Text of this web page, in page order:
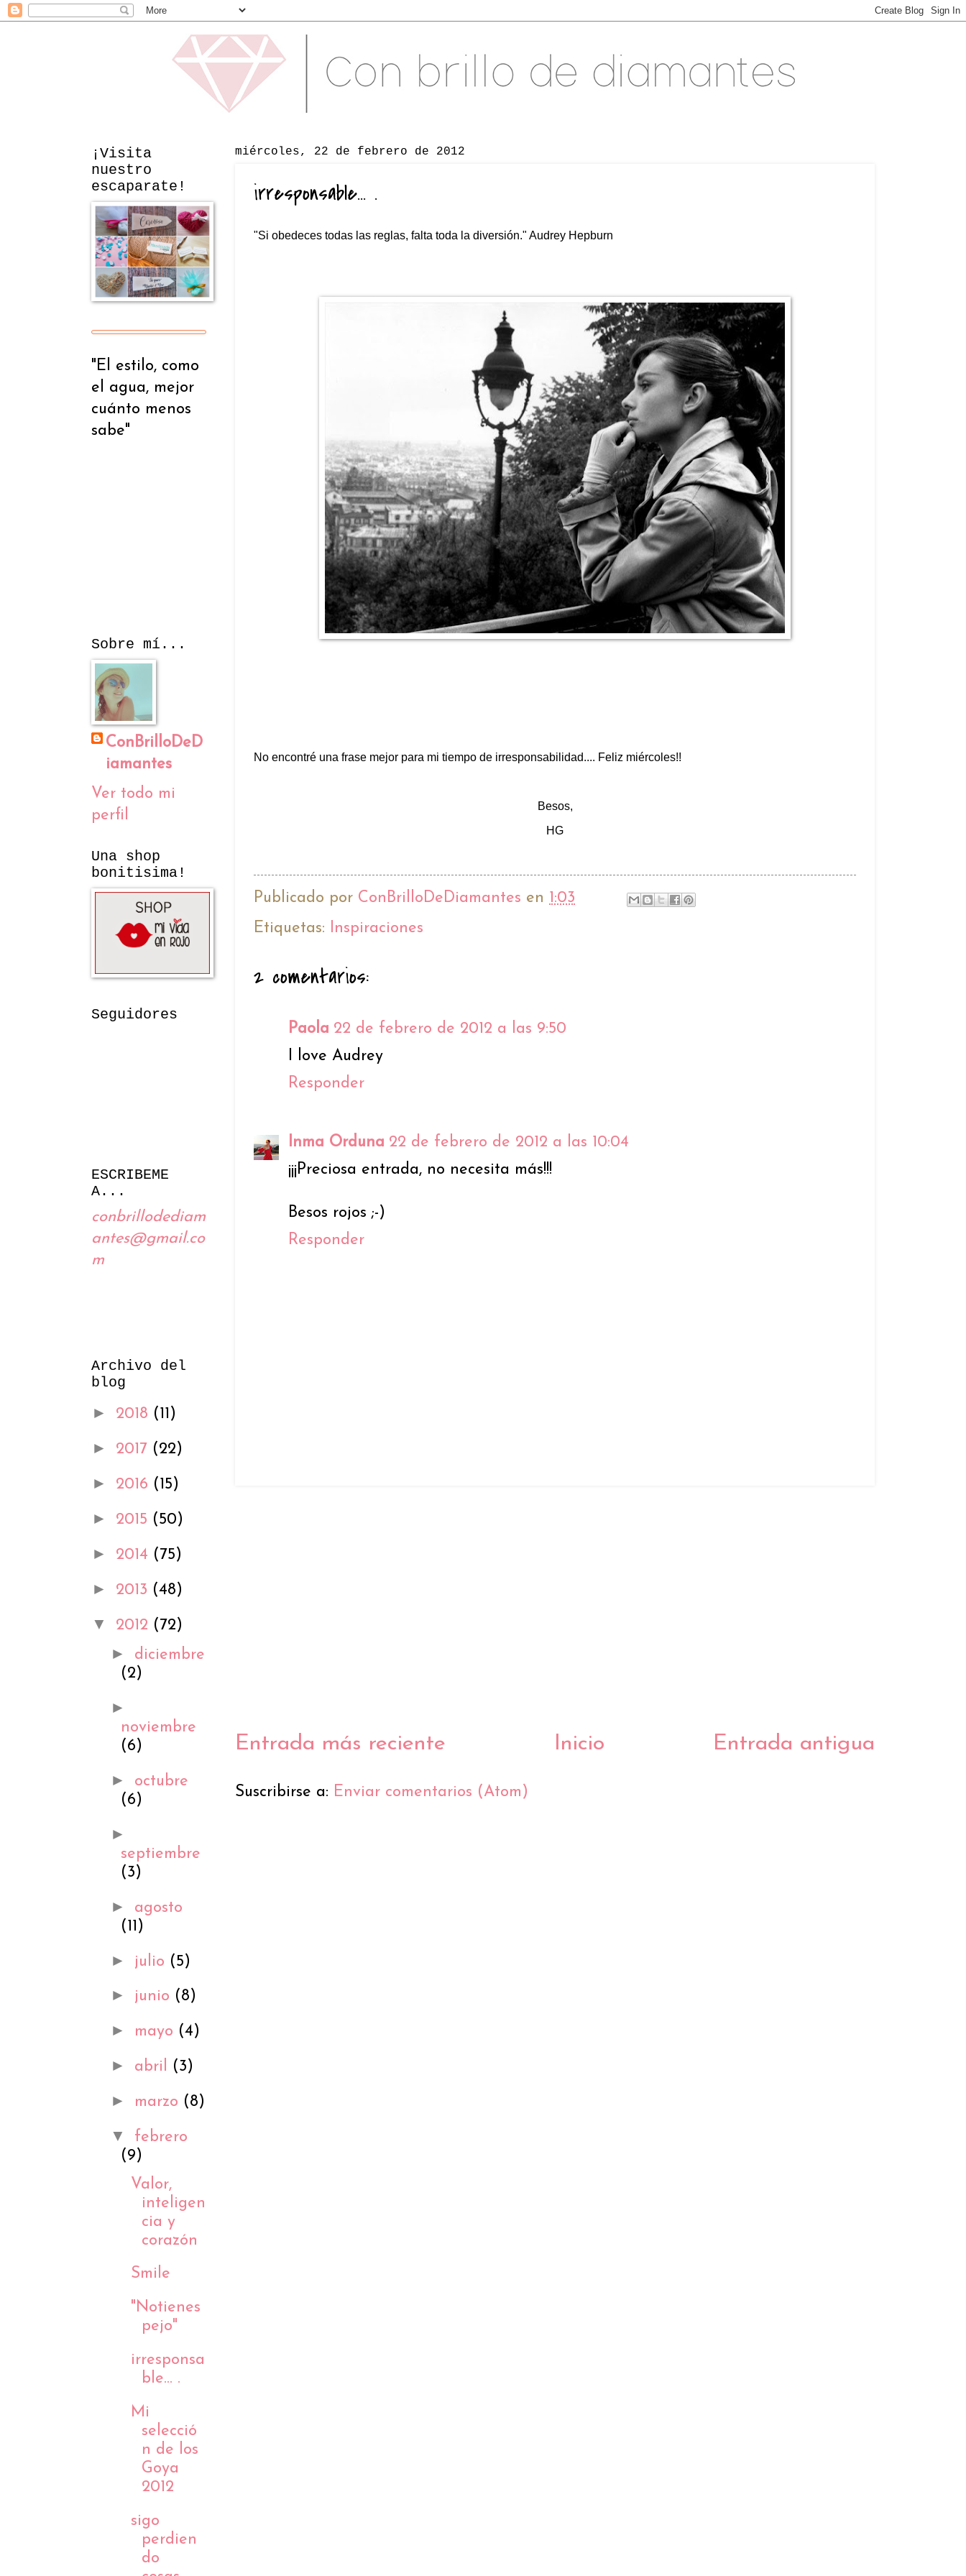
miércoles, 22 de febrero de 2012
irresponsable... .
"Si obedeces todas las reglas, falta toda la diversión." Audrey Hepburn
No encontré una frase mejor para mi tiempo de irresponsabilidad.... Feliz miércoles!!
Besos,
HG
Publicado por ConBrilloDeDiamantes en 1:03
Etiquetas: Inspiraciones
2 comentarios:
Paola 22 de febrero de 2012 a las 9:50
I love Audrey
Responder
Inma Orduna 22 de febrero de 2012 a las 10:04
¡¡¡Preciosa entrada, no necesita más!!!
Besos rojos ;-)
Responder
Entrada más reciente Entrada antigua
Inicio
Suscribirse a: Enviar comentarios (Atom)
¡Visita
nuestro
escaparate!
"El estilo, como
el agua, mejor
cuánto menos
sabe"
Sobre mí...
ConBrilloDeD
iamantes
Ver todo mi
perfil
Una shop
bonitisima!
Seguidores
ESCRIBEME
A...
conbrillodediam
antes@gmail.co
m
Archivo del
blog
► 2018 (11)
► 2017 (22)
► 2016 (15)
► 2015 (50)
► 2014 (75)
► 2013 (48)
▼ 2012 (72)
► diciembre
(2)
►
noviembre
(6)
► octubre
(6)
►
septiembre
(3)
► agosto
(11)
► julio (5)
► junio (8)
► mayo (4)
► abril (3)
► marzo (8)
▼ febrero
(9)
Valor,
inteligen
cia y
corazón
Smile
"Notienes
pejo"
irresponsa
ble... .
Mi
selecció
n de los
Goya
2012
sigo
perdien
do